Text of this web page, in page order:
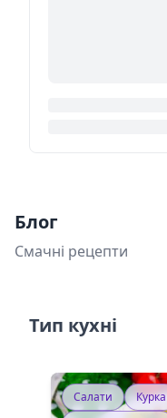
Блог
Смачні рецепти
Тип кухні
Салати Курка